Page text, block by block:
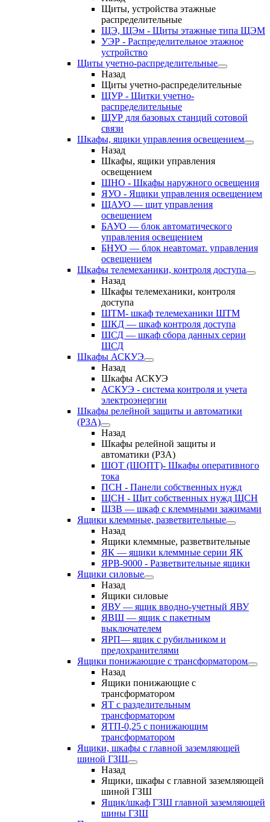
Щиты, устройства этажные
распределительные
ЩЭ, ЩЭм - Щиты этажные типа ЩЭМ
УЭР - Распределительное этажное
устройство
Щиты учетно-распределительные
Назад
Щиты учетно-распределительные
ЩУР - Щитки учетно-
распределительные
ЩУР для базовых станций сотовой
связи
Шкафы, ящики управления освещением
Назад
Шкафы, ящики управления
освещением
ШНО - Шкафы наружного освещения
ЯУО - Ящики управления освещением
ЩАУО — щит управления
освещением
БАУО — блок автоматического
управления освещением
БНУО — блок неавтомат. управления
освещением
Шкафы телемеханики, контроля доступа
Назад
Шкафы телемеханики, контроля
доступа
ШТМ- шкаф телемеханики ШТМ
ШКД — шкаф контроля доступа
ШСД — шкаф сбора данных серии
ШСД
Шкафы АСКУЭ
Назад
Шкафы АСКУЭ
АСКУЭ - система контроля и учета
электроэнергии
Шкафы релейной защиты и автоматики
(РЗА)
Назад
Шкафы релейной защиты и
автоматики (РЗА)
ШОТ (ШОПТ)- Шкафы оперативного
тока
ПСН - Панели собственных нужд
ЩСН - Щит собственных нужд ЩСН
ШЗВ — шкаф с клеммными зажимами
Ящики клеммные, разветвительные
Назад
Ящики клеммные, разветвительные
ЯК — ящики клеммные серии ЯК
ЯРВ-9000 - Разветвительные ящики
Ящики силовые
Назад
Ящики силовые
ЯВУ — ящик вводно-учетный ЯВУ
ЯВШ — ящик с пакетным
выключателем
ЯРП— ящик с рубильником и
предохранителями
Ящики понижающие с трансформатором
Назад
Ящики понижающие с
трансформатором
ЯТ с разделительным
трансформатором
ЯТП-0,25 с понижающим
трансформатором
Ящики, шкафы с главной заземляющей
шиной ГЗШ
Назад
Ящики, шкафы с главной заземляющей
шиной ГЗШ
Ящик/шкаф ГЗШ главной заземляющей
шины ГЗШ